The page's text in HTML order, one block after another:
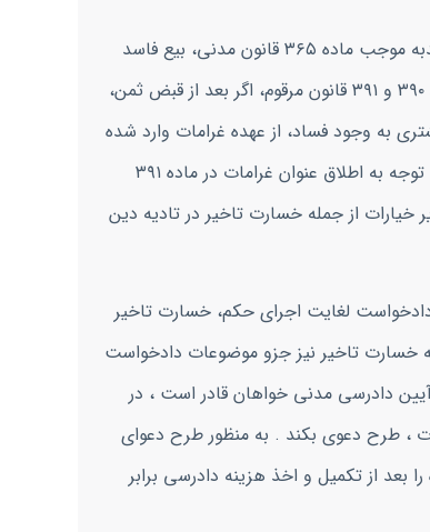
البته اگر آشنایی به قانون نداشته باشید شاید مواد ذیل ، شما را دچار ابهام کند پس مطالعه نفرماییدبه موجب ماده ٣۶۵ قانون مدنی، بیع فاسد
اثری در تملک ندارد، یعنی مبیع و ثمن کماکان در مالکیت بایع و مشتری باقی می ماند. حسب مواد ٣٩٠ و ٣٩١ قانون مرقوم، اگر بعد از قبض ثمن،
به وجود فساد، از عهده غرامات وارد شده
بر مشتری نیز برآید و چون ثمن در اختیار بایع بوده است در صورت کاهش ارزش ثمن و اثبات آن، با توجه به اطلاق عنوان غرامات در ماده ٣٩١
خیارات از جمله خسارت تاخیر در تادیه دین
دادخواست لغایت اجرای حکم، خسارت تاخیر
خسارت تاخیر نیز جزو موضوعات دادخواست
در دعوی مطالبه ثمن معامله از آن جایی که موضوع خواسته دین میباشد ، بر اساس ماده 13 آیین دادرسی مدنی خواهان قادر است ، در
، طرح دعوی بکند . به منظور طرح دعوای
بعد از تکمیل و اخذ هزینه دادرسی برابر